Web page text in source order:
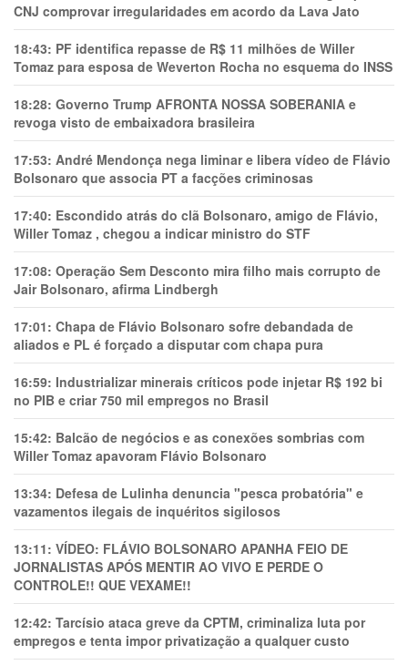
CNJ comprovar irregularidades em acordo da Lava Jato
18:43: PF identifica repasse de R$ 11 milhões de Willer
Tomaz para esposa de Weverton Rocha no esquema do INSS
18:28: Governo Trump AFRONTA NOSSA SOBERANIA e
revoga visto de embaixadora brasileira
17:53: André Mendonça nega liminar e libera vídeo de Flávio
Bolsonaro que associa PT a facções criminosas
17:40: Escondido atrás do clã Bolsonaro, amigo de Flávio,
Willer Tomaz , chegou a indicar ministro do STF
17:08: Operação Sem Desconto mira filho mais corrupto de
Jair Bolsonaro, afirma Lindbergh
17:01: Chapa de Flávio Bolsonaro sofre debandada de
aliados e PL é forçado a disputar com chapa pura
16:59: Industrializar minerais críticos pode injetar R$ 192 bi
no PIB e criar 750 mil empregos no Brasil
15:42: Balcão de negócios e as conexões sombrias com
Willer Tomaz apavoram Flávio Bolsonaro
13:34: Defesa de Lulinha denuncia "pesca probatória" e
vazamentos ilegais de inquéritos sigilosos
13:11: VÍDEO: FLÁVIO BOLSONARO APANHA FEIO DE
JORNALISTAS APÓS MENTIR AO VIVO E PERDE O
CONTROLE!! QUE VEXAME!!
12:42: Tarcísio ataca greve da CPTM, criminaliza luta por
empregos e tenta impor privatização a qualquer custo